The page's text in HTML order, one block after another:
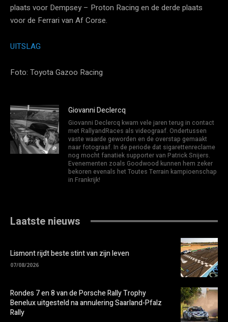
plaats voor Dempsey – Proton Racing en de derde plaats
voor de Ferrari van Af Corse.
UITSLAG
Foto: Toyota Gazoo Racing
Giovanni Declercq
Giovanni Declercq kwam vele jaren terug in contact
met RallyandRaces als videograaf. Ondertussen
vaste waarde geworden en de overstap gemaakt
naar fotograaf. In de periode dat sigarettenreclame
nog mocht fanatiek supporter van Patrick Snijers.
Evenementen zoals Goodwood kunnen hem zeker
bekoren evenals het Toutes Terrain kampioenschap
in Frankrijk!
Laatste nieuws
Lismont rijdt beste stint van zijn leven
07/08/2026
Rondes 7 en 8 van de Porsche Rally Trophy
Benelux uitgesteld na annulering Saarland-Pfalz
Rally